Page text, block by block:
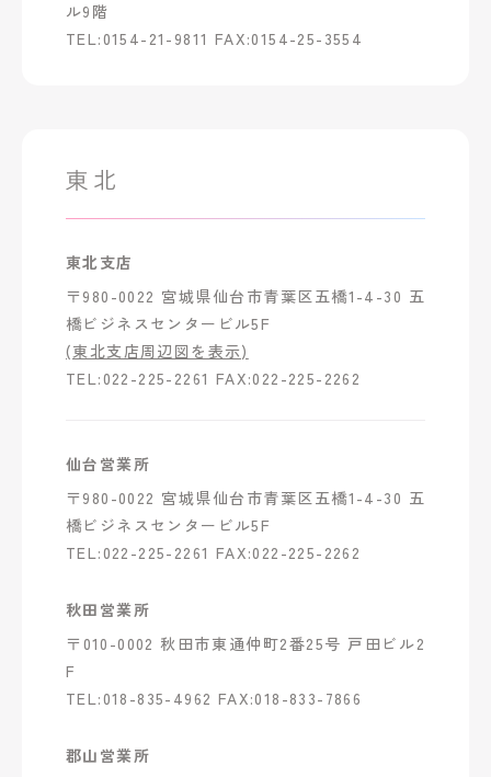
ル9階
TEL:0154-21-9811 FAX:0154-25-3554
東北
東北支店
〒980-0022 宮城県仙台市青葉区五橋1-4-30 五
橋ビジネスセンタービル5F
(東北支店周辺図を表示)
TEL:022-225-2261 FAX:022-225-2262
仙台営業所
〒980-0022 宮城県仙台市青葉区五橋1-4-30 五
橋ビジネスセンタービル5F
TEL:022-225-2261 FAX:022-225-2262
秋田営業所
〒010-0002 秋田市東通仲町2番25号 戸田ビル2
F
TEL:018-835-4962 FAX:018-833-7866
郡山営業所